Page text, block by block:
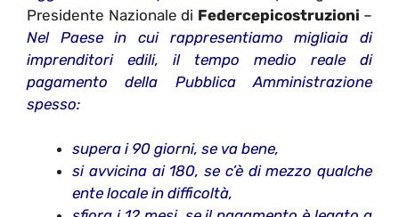
Presidente Nazionale di Federcepicostruzioni –
Nel Paese in cui rappresentiamo migliaia di
imprenditori edili, il tempo medio reale di
pagamento della Pubblica Amministrazione
spesso:
supera i 90 giorni, se va bene,
si avvicina ai 180, se c’è di mezzo qualche
ente locale in difficoltà,